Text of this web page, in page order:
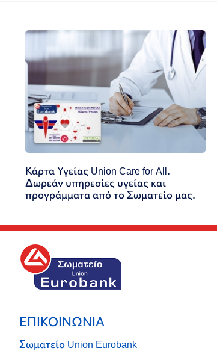
Κάρτα Υγείας Union Care for All.
Δωρεάν υπηρεσίες υγείας και
προγράμματα από το Σωματείο μας.
ΕΠΙΚΟΙΝΩΝΙΑ
Σωματείο Union Eurobank